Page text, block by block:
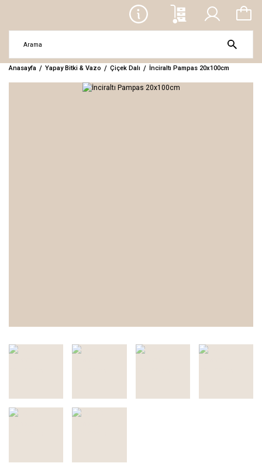
Anasayfa Yapay Bitki & Vazo Çiçek Dalı İnciraltı Pampas 20x100cm